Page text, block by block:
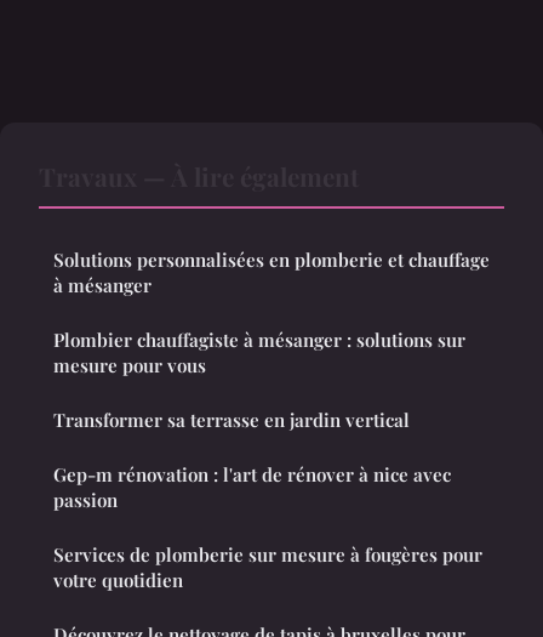
Solutions personnalisées en plomberie et chauffage
à mésanger
Plombier chauffagiste à mésanger : solutions sur
mesure pour vous
Transformer sa terrasse en jardin vertical
Gep-m rénovation : l'art de rénover à nice avec
passion
Services de plomberie sur mesure à fougères pour
votre quotidien